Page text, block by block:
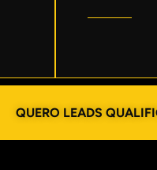
QUERO LEADS